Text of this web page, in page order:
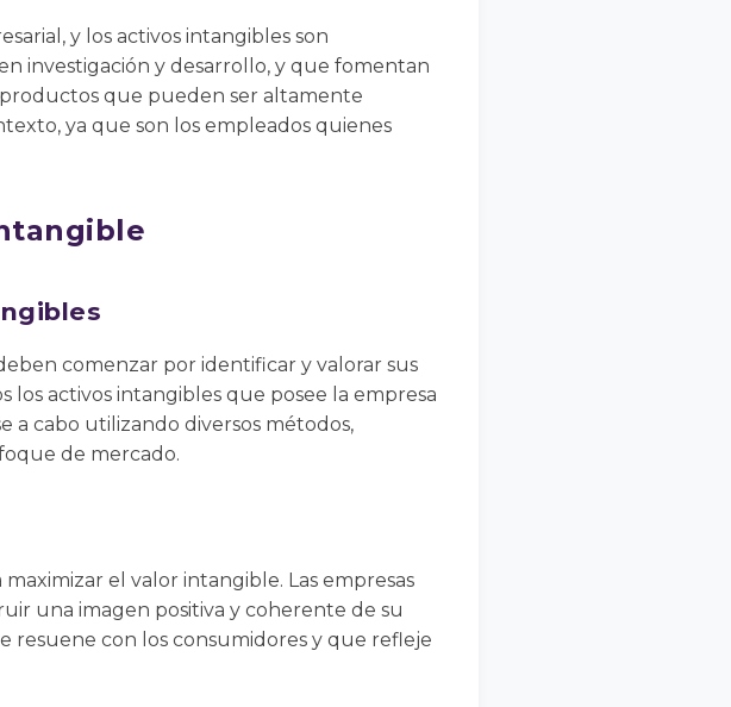
y los activos intangibles son
investigación y desarrollo, y que fomentan
que pueden ser altamente
ya que son los empleados quienes
comenzar por identificar y valorar sus
los activos intangibles que posee la empresa
a cabo utilizando diversos métodos,
de mercado.
el valor intangible. Las empresas
una imagen positiva y coherente de su
resuene con los consumidores y que refleje